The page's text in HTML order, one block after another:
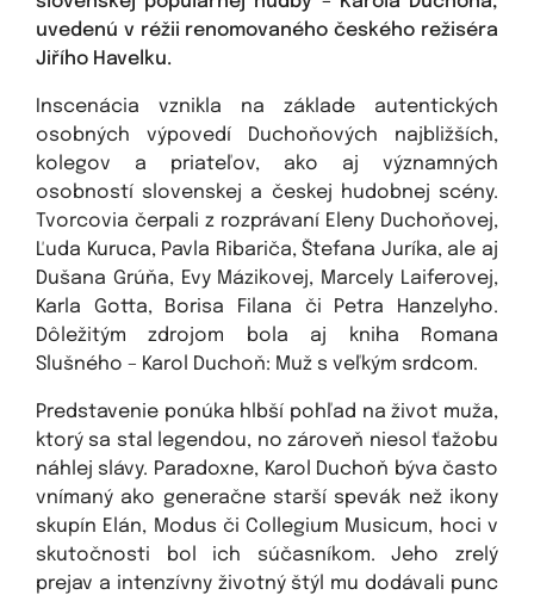
uvedenú v réžii renomovaného českého režiséra
Jiřího Havelku.
Inscenácia vznikla na základe autentických
osobných výpovedí Duchoňových najbližších,
kolegov a priateľov, ako aj významných
osobností slovenskej a českej hudobnej scény.
Tvorcovia čerpali z rozprávaní Eleny Duchoňovej,
Ľuda Kuruca, Pavla Ribariča, Štefana Juríka, ale aj
Dušana Grúňa, Evy Mázikovej, Marcely Laiferovej,
Karla Gotta, Borisa Filana či Petra Hanzelyho.
Dôležitým zdrojom bola aj kniha Romana
Slušného – Karol Duchoň: Muž s veľkým srdcom.
Predstavenie ponúka hlbší pohľad na život muža,
ktorý sa stal legendou, no zároveň niesol ťažobu
náhlej slávy. Paradoxne, Karol Duchoň býva často
vnímaný ako generačne starší spevák než ikony
skupín Elán, Modus či Collegium Musicum, hoci v
skutočnosti bol ich súčasníkom. Jeho zrelý
prejav a intenzívny životný štýl mu dodávali punc